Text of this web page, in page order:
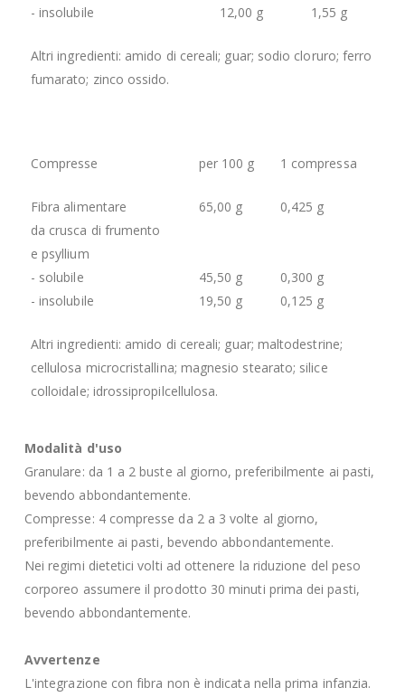
- insolubile
12,00 g
1,55 g
Altri ingredienti: amido di cereali; guar; sodio cloruro; ferro
fumarato; zinco ossido.
Compresse per 100 g 1 compressa
Fibra alimentare
da crusca di frumento
e psyllium
- solubile
- insolubile
65,00 g
45,50 g
19,50 g
0,425 g
0,300 g
0,125 g
Altri ingredienti: amido di cereali; guar; maltodestrine;
cellulosa microcristallina; magnesio stearato; silice
colloidale; idrossipropilcellulosa.
Modalità d'uso
Granulare: da 1 a 2 buste al giorno, preferibilmente ai pasti,
bevendo abbondantemente.
Compresse: 4 compresse da 2 a 3 volte al giorno,
preferibilmente ai pasti, bevendo abbondantemente.
Nei regimi dietetici volti ad ottenere la riduzione del peso
corporeo assumere il prodotto 30 minuti prima dei pasti,
bevendo abbondantemente.
Avvertenze
L'integrazione con fibra non è indicata nella prima infanzia.